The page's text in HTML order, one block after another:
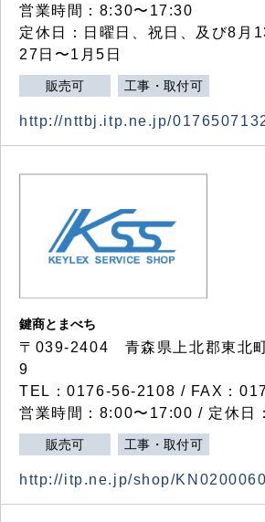
営業時間：8:30〜17:30
定休日：日曜日、祝日、及び8月
27日〜1月5日
販売可 工事・取付可
http://nttbj.itp.ne.jp/
鍵商とまべち
〒039-2404 青森県上北郡東北
9
TEL：0176-56-2108 / FAX：
営業時間：8:00〜17:00 / 定休日
販売可 工事・取付可
http://itp.ne.jp/shop/